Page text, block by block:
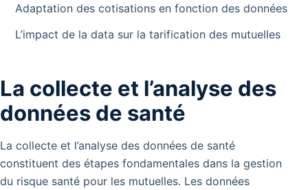
Adaptation des cotisations en fonction des données
L’impact de la data sur la tarification des mutuelles
La collecte et l’analyse des
données de santé
La collecte et l’analyse des données de santé
constituent des étapes fondamentales dans la gestion
du risque santé pour les mutuelles. Les données